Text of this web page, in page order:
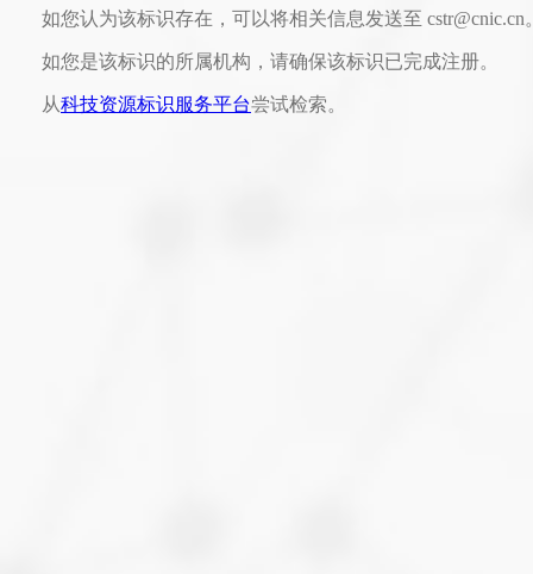
如您认为该标识存在，可以将相关信息发送至 cstr@cnic.cn
如您是该标识的所属机构，请确保该标识已完成注册。
从科技资源标识服务平台尝试检索。